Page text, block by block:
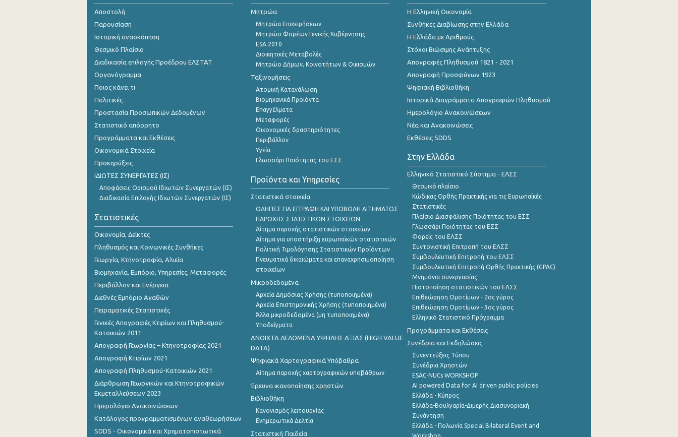
Αποστολή
Παρουσίαση
Ιστορική ανασκόπηση
Θεσμικό Πλαίσιο
Διαδικασία επιλογής Προέδρου ΕΛΣΤΑΤ
Οργανόγραμμα
Ποιος κάνει τι
Πολιτικές
Προστασία Προσωπικών Δεδομένων
Στατιστικό απόρρητο
Προγράμματα και Εκθέσεις
Οικονομικά Στοιχεία
Προκηρύξεις
ΙΔΙΩΤΕΣ ΣΥΝΕΡΓΑΤΕΣ (ΙΣ)
Αποφάσεις Ορισμού Ιδιωτών Συνεργατών (ΙΣ)
Διαδικασία Επιλογής Ιδιωτών Συνεργατών (ΙΣ)
Στατιστικές
Οικονομία, Δείκτες
Πληθυσμός και Κοινωνικές Συνθήκες
Γεωργία, Κτηνοτροφία, Αλιεία
Βιομηχανία, Εμπόριο, Υπηρεσίες, Μεταφορές
Περιβάλλον και Ενέργεια
Διεθνές Εμπόριο Αγαθών
Πειραματικές Στατιστικές
Γενικές Απογραφές Κτιρίων και Πληθυσμού-
Κατοικιών 2011
Απογραφή Γεωργίας – Κτηνοτροφίας 2021
Απογραφή Κτιρίων 2021
Απογραφή Πληθυσμού-Κατοικιών 2021
Διάρθρωση Γεωργικών και Κτηνοτροφικών
Εκμεταλλεύσεων 2023
Ημερολόγιο Ανακοινώσεων
Κατάλογος προγραμματισμένων αναθεωρήσεων
SDDS - Οικονομικά και Χρηματοπιστωτικά
Μητρώα
Μητρώα Επιχειρήσεων
Μητρώο Φορέων Γενικής Κυβέρνησης
ESA 2010
Διοικητικές Μεταβολές
Μητρώο Δήμων, Κοινοτήτων & Οικισμών
Ταξινομήσεις
Ατομική Κατανάλωση
Βιομηχανικά Προϊόντα
Επαγγέλματα
Μεταφορές
Οικονομικές δραστηριότητες
Περιβάλλον
Υγεία
Γλωσσάρι Ποιότητας του ΕΣΣ
Προϊόντα και Υπηρεσίες
Στατιστικά στοιχεία
ΟΔΗΓΙΕΣ ΓΙΑ ΕΓΓΡΑΦΗ ΚΑΙ ΥΠΟΒΟΛΗ ΑΙΤΗΜΑΤΟΣ
ΠΑΡΟΧΗΣ ΣΤΑΤΙΣΤΙΚΩΝ ΣΤΟΙΧΕΙΩΝ
Αίτημα παροχής στατιστικών στοιχείων
Αίτημα για υποστήριξη ευρωπαϊκών στατιστικών
Πολιτική Τιμολόγησης Στατιστικών Προϊόντων
Πνευματικά δικαιώματα και επαναχρησιμοποίηση
στοιχείων
Μικροδεδομένα
Αρχεία Δημόσιας Χρήσης (τυποποιημένα)
Αρχεία Επιστημονικής Χρήσης (τυποποιημένα)
Άλλα μικροδεδομένα (μη τυποποιημένα)
Υποδείγματα
ANOIXTA ΔΕΔΟΜΕΝΑ ΥΨΗΛΗΣ ΑΞΙΑΣ (HIGH VALUE
DATA)
Ψηφιακά Χαρτογραφικά Υπόβαθρα
Αίτημα παροχής χαρτογραφικών υποβάθρων
Έρευνα ικανοποίησης χρηστών
Βιβλιοθήκη
Κανονισμός λειτουργίας
Ενημερωτικά Δελτία
Στατιστική Παιδεία
Η Ελληνική Οικονομία
Συνθήκες Διαβίωσης στην Ελλάδα
Η Ελλάδα με Αριθμούς
Στόχοι Βιώσιμης Ανάπτυξης
Απογραφές Πληθυσμού 1821 - 2021
Απογραφή Προσφύγων 1923
Ψηφιακή Βιβλιοθήκη
Ιστορικά Διαγράμματα Απογραφών Πληθυσμού
Ημερολόγιο Ανακοινώσεων
Νέα και Ανακοινώσεις
Εκθέσεις SDDS
Στην Ελλάδα
Ελληνικό Στατιστικό Σύστημα - ΕΛΣΣ
Θεσμικό πλαίσιο
Κώδικας Ορθής Πρακτικής για τις Ευρωπαϊκές
Στατιστικές
Πλαίσιο Διασφάλισης Ποιότητας του ΕΣΣ
Γλωσσάρι Ποιότητας του ΕΣΣ
Φορείς του ΕΛΣΣ
Συντονιστική Επιτροπή του ΕΛΣΣ
Συμβουλευτική Επιτροπή του ΕΛΣΣ
Συμβουλευτική Επιτροπή Ορθής Πρακτικής (GPAC)
Μνημόνια συνεργασίας
Πιστοποίηση στατιστικών του ΕΛΣΣ
Επιθεώρηση Ομοτίμων - 2ος γύρος
Επιθεώρηση Ομοτίμων - 3ος γύρος
Ελληνικό Στατιστικό Πρόγραμμα
Προγράμματα και Εκθέσεις
Συνέδρια και Εκδηλώσεις
Συνεντεύξεις Τύπου
Συνέδρια Χρηστών
ESAC-NUCs WORKSHOP
AI powered Data for AI driven public policies
Ελλάδα - Κύπρος
Ελλάδα-Βουλγαρία-Διμερής Διασυνοριακή
Συνάντηση
Ελλάδα - Πολωνία Special Bilateral Event and